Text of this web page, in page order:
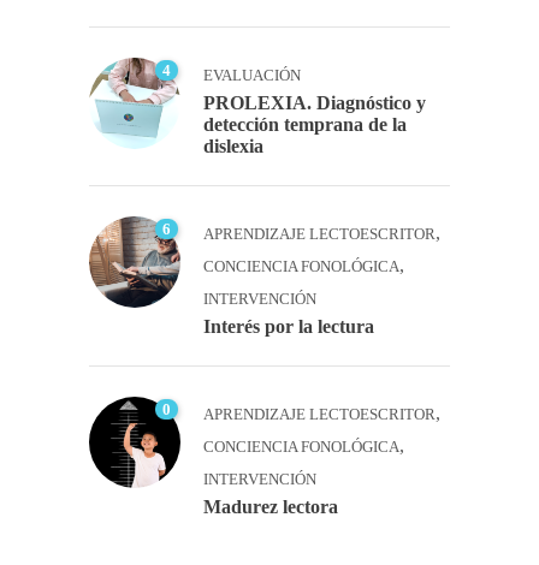
4 EVALUACIÓN
PROLEXIA. Diagnóstico y
detección temprana de la
dislexia
6 APRENDIZAJE LECTOESCRITOR,
CONCIENCIA FONOLÓGICA,
INTERVENCIÓN
Interés por la lectura
0 APRENDIZAJE LECTOESCRITOR,
CONCIENCIA FONOLÓGICA,
INTERVENCIÓN
Madurez lectora